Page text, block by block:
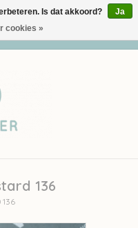
136
136
Is dat akkoord?
Ja
cookies »